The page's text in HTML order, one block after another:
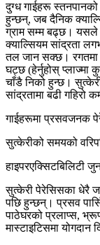
दुग्ध गाईहरू स्तनपानको
हुन्छन्, जब दैनिक
ग्राम सम्म बढ्छ। यसले
क्याल्सियम सांद्रता
तल जान सक्छ। रगतमा
घट्छ (हेर्नुहोस् प्लाज्मा
चाँडै निको हुन्छ।
सांद्रतामा बढी गहिरो
गाईहरूमा प्रसवजनक
सुत्केरीको समयको
हाइपरएक्सिटबिलिटी
सुत्केरी पेरेसिसका धेरै
पछि हुन्छन्। प्रसव
पाठेघरको प्रलाप्स,
मास्टाइटिसमा योगदान